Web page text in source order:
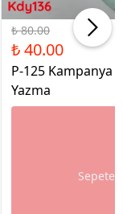
%50 İndirim
₺ 80.00
₺ 40.00
P-125 Kampanya
Yazma
Sepete